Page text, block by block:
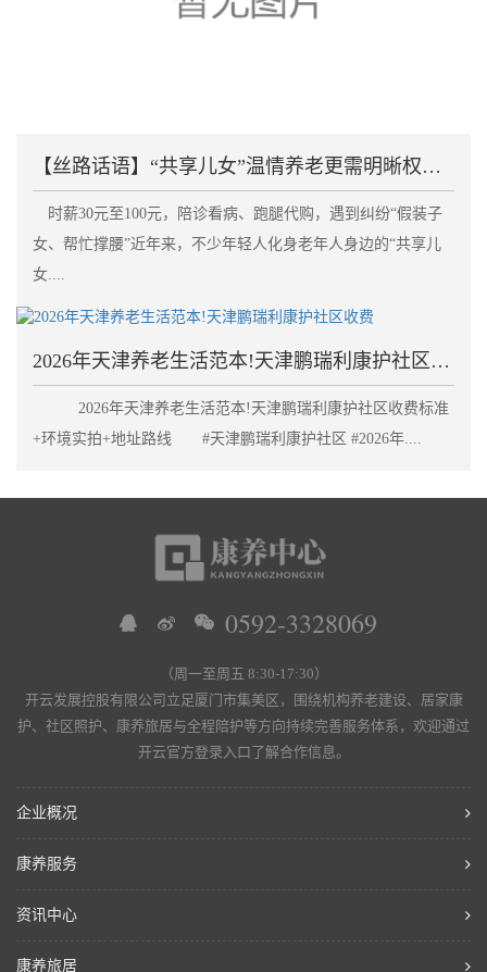
【丝路话语】“共享儿女”温情养老更需明晰权责划清边
时薪30元至100元，陪诊看病、跑腿代购，遇到纠纷“假装子
女、帮忙撑腰”近年来，不少年轻人化身老年人身边的“共享儿
女....
2026年天津养老生活范本!天津鹏瑞利康护社区收费
2026年天津养老生活范本!天津鹏瑞利康护社区收费标准
+环境实拍+地址路线 #天津鹏瑞利康护社区 #2026年....
0592-3328069
（周一至周五 8:30-17:30）
开云发展控股有限公司立足厦门市集美区，围绕机构养老建设、居家康
护、社区照护、康养旅居与全程陪护等方向持续完善服务体系，欢迎通过
开云官方登录入口了解合作信息。
企业概况
康养服务
资讯中心
康养旅居